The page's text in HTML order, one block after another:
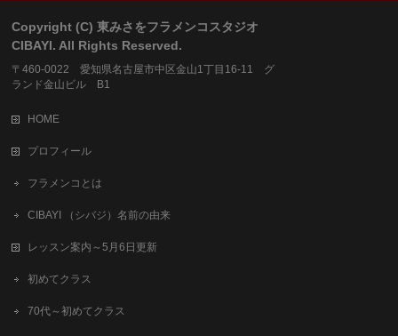
Copyright (C) 東みさをフラメンコスタジオ
CIBAYI. All Rights Reserved.
〒460-0022 愛知県名古屋市中区金山1丁目16-11 グ
ランド金山ビル B1
HOME
プロフィール
フラメンコとは
CIBAYI （シバジ）名前の由来
レッスン案内～5月6日更新
初めてクラス
70代～初めてクラス